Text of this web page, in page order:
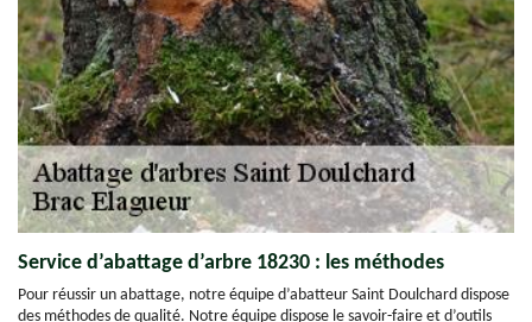
Service d’abattage d’arbre 18230 : les méthodes
Pour réussir un abattage, notre équipe d’abatteur Saint Doulchard dispose
des méthodes de qualité. Notre équipe dispose le savoir-faire et d’outils